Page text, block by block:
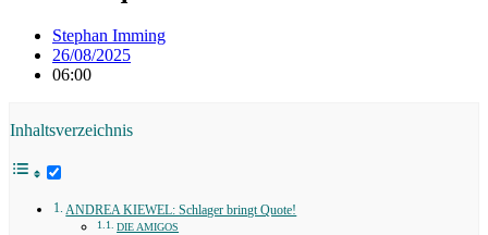
Stephan Imming
26/08/2025
06:00
Inhaltsverzeichnis
ANDREA KIEWEL: Schlager bringt Quote!
DIE AMIGOS